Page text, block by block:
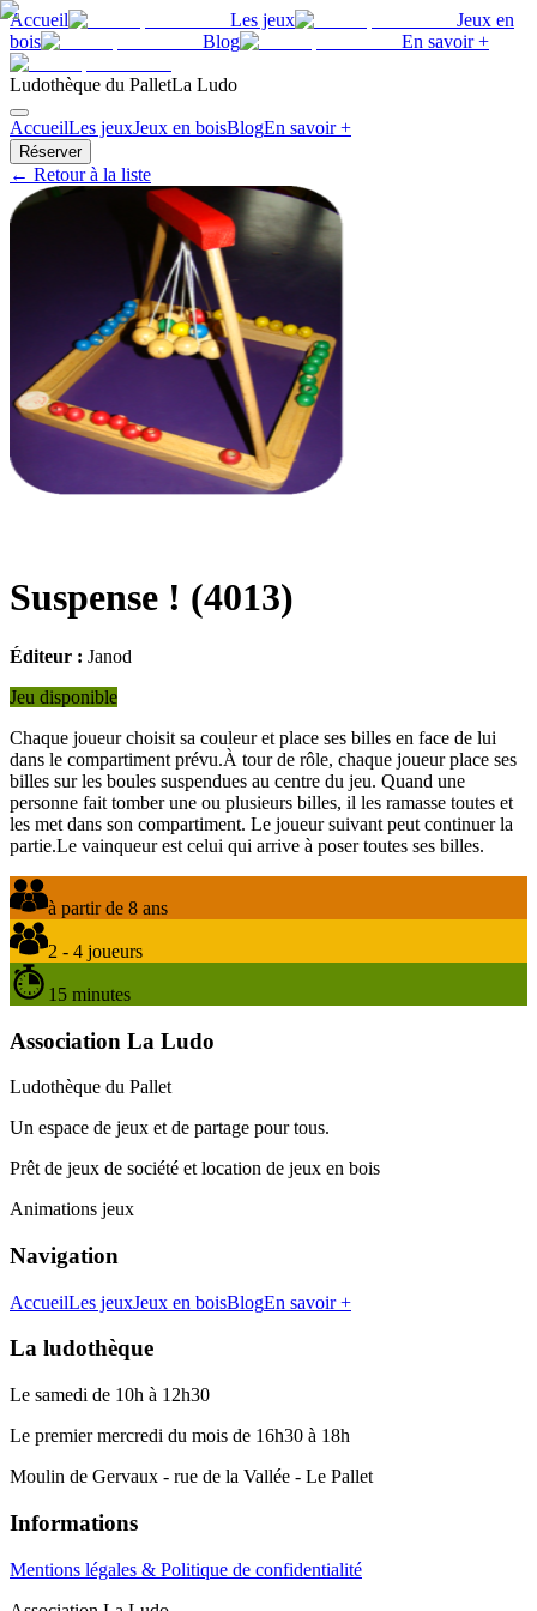
Accueil Les jeux
Jeux en
bois
Blog En savoir +
Ludothèque du PalletLa Ludo
AccueilLes jeuxJeux en boisBlogEn savoir +
Réserver
← Retour à la liste
Suspense ! (4013)
Éditeur : Janod
Jeu disponible
Chaque joueur choisit sa couleur et place ses billes en face de lui
dans le compartiment prévu.À tour de rôle, chaque joueur place ses
billes sur les boules suspendues au centre du jeu. Quand une
personne fait tomber une ou plusieurs billes, il les ramasse toutes et
les met dans son compartiment. Le joueur suivant peut continuer la
partie.Le vainqueur est celui qui arrive à poser toutes ses billes.
à partir de 8 ans
2 - 4 joueurs
15 minutes
Association La Ludo
Ludothèque du Pallet
Un espace de jeux et de partage pour tous.
Prêt de jeux de société et location de jeux en bois
Animations jeux
Navigation
AccueilLes jeuxJeux en boisBlogEn savoir +
La ludothèque
Le samedi de 10h à 12h30
Le premier mercredi du mois de 16h30 à 18h
Moulin de Gervaux - rue de la Vallée - Le Pallet
Informations
Mentions légales & Politique de confidentialité